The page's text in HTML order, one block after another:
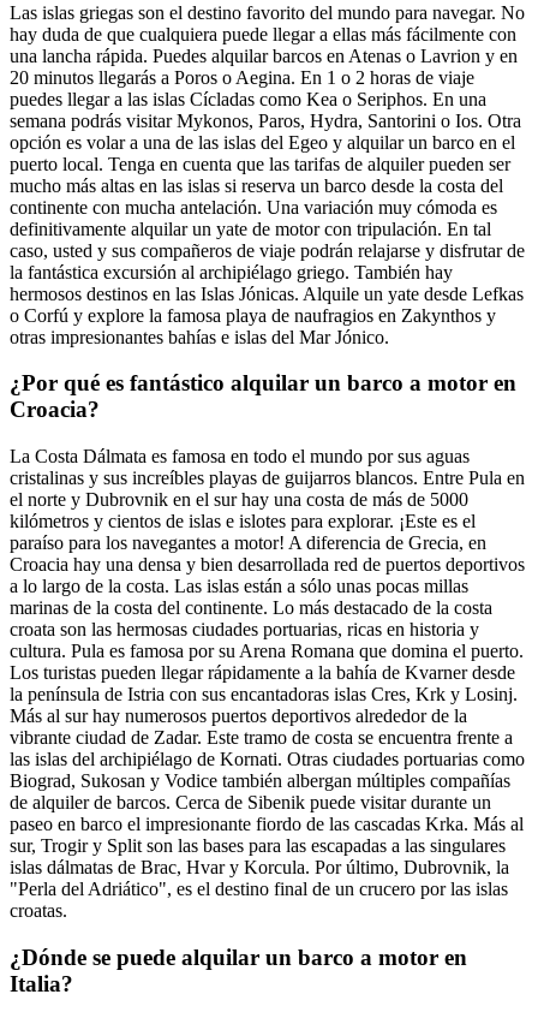
Las islas griegas son el destino favorito del mundo para navegar. No
hay duda de que cualquiera puede llegar a ellas más fácilmente con
una lancha rápida. Puedes alquilar barcos en Atenas o Lavrion y en
20 minutos llegarás a Poros o Aegina. En 1 o 2 horas de viaje
puedes llegar a las islas Cícladas como Kea o Seriphos. En una
semana podrás visitar Mykonos, Paros, Hydra, Santorini o Ios. Otra
opción es volar a una de las islas del Egeo y alquilar un barco en el
puerto local. Tenga en cuenta que las tarifas de alquiler pueden ser
mucho más altas en las islas si reserva un barco desde la costa del
continente con mucha antelación. Una variación muy cómoda es
definitivamente alquilar un yate de motor con tripulación. En tal
caso, usted y sus compañeros de viaje podrán relajarse y disfrutar de
la fantástica excursión al archipiélago griego. También hay
hermosos destinos en las Islas Jónicas. Alquile un yate desde Lefkas
o Corfú y explore la famosa playa de naufragios en Zakynthos y
otras impresionantes bahías e islas del Mar Jónico.
¿Por qué es fantástico alquilar un barco a motor en
Croacia?
La Costa Dálmata es famosa en todo el mundo por sus aguas
cristalinas y sus increíbles playas de guijarros blancos. Entre Pula en
el norte y Dubrovnik en el sur hay una costa de más de 5000
kilómetros y cientos de islas e islotes para explorar. ¡Este es el
paraíso para los navegantes a motor! A diferencia de Grecia, en
Croacia hay una densa y bien desarrollada red de puertos deportivos
a lo largo de la costa. Las islas están a sólo unas pocas millas
marinas de la costa del continente. Lo más destacado de la costa
croata son las hermosas ciudades portuarias, ricas en historia y
cultura. Pula es famosa por su Arena Romana que domina el puerto.
Los turistas pueden llegar rápidamente a la bahía de Kvarner desde
la península de Istria con sus encantadoras islas Cres, Krk y Losinj.
Más al sur hay numerosos puertos deportivos alrededor de la
vibrante ciudad de Zadar. Este tramo de costa se encuentra frente a
las islas del archipiélago de Kornati. Otras ciudades portuarias como
Biograd, Sukosan y Vodice también albergan múltiples compañías
de alquiler de barcos. Cerca de Sibenik puede visitar durante un
paseo en barco el impresionante fiordo de las cascadas Krka. Más al
sur, Trogir y Split son las bases para las escapadas a las singulares
islas dálmatas de Brac, Hvar y Korcula. Por último, Dubrovnik, la
"Perla del Adriático", es el destino final de un crucero por las islas
croatas.
¿Dónde se puede alquilar un barco a motor en
Italia?